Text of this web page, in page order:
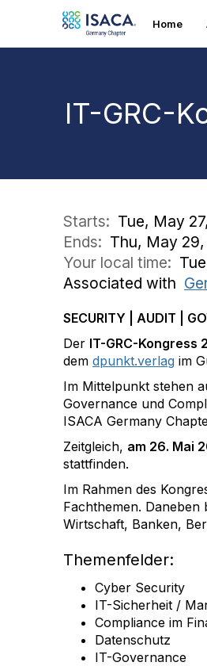
Home
IT-GRC-
Starts: Tue, May
Ends: Thu, May 29,
Your local time:
Associated with
SECURITY | AUDIT |
Der IT-GRC-Kongress
dem dpunkt.verlag im
Im Mittelpunkt stehen
Governance und
ISACA Germany
Zeitgleich, am 26. Mai
stattfinden.
Im Rahmen des
Fachthemen.
Wirtschaft, Banken,
Themenfelder:
Cyber Security
IT-Sicherheit /
Compliance im
Datenschutz
IT-Governance